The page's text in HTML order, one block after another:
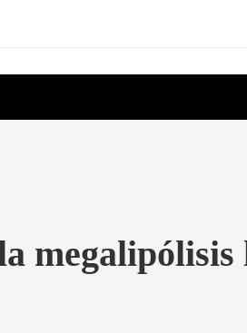
megalipólisis